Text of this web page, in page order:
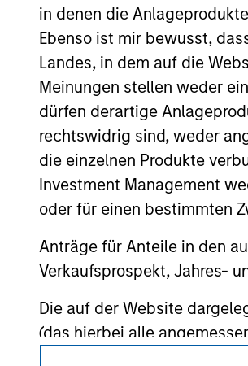
in denen die
Ebenso ist mir bewusst,
Landes, in dem auf die
Meinungen stellen weder
dürfen derartige
rechtswidrig sind, weder
die einzelnen Produkte
Investment Management
oder für einen bestimmten
Anträge für Anteile in den
Verkaufsprospekt, Jahres-
Die auf der Website
(das hierbei alle
dieser Informationen
As of July 25, 2025.
resulted in positive
above are the
such owners. By
only as a
monitoring by us of
or your use of such site.